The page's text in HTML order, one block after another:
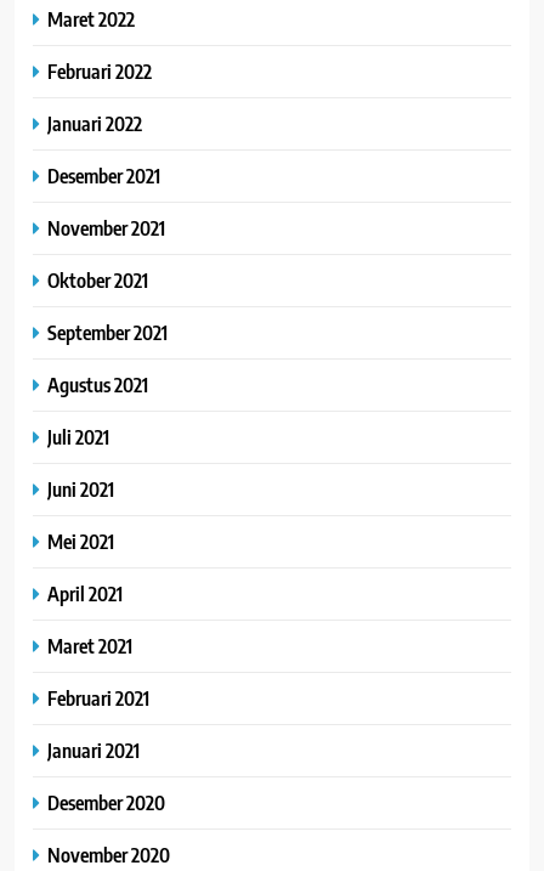
Maret 2022
Februari 2022
Januari 2022
Desember 2021
November 2021
Oktober 2021
September 2021
Agustus 2021
Juli 2021
Juni 2021
Mei 2021
April 2021
Maret 2021
Februari 2021
Januari 2021
Desember 2020
November 2020